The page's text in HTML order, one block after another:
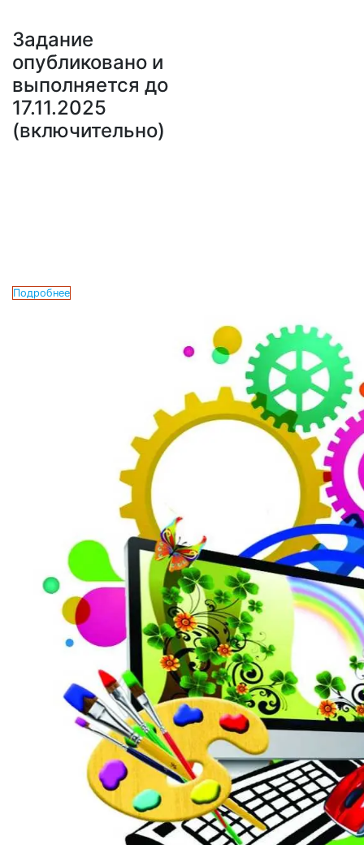
Задание
опубликовано и
выполняется до
17.11.2025
(включительно)
Подробнее